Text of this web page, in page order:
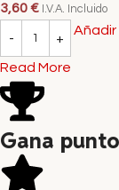
3,60€ I.V.A. Incluido
Añadir
Read More
Gana